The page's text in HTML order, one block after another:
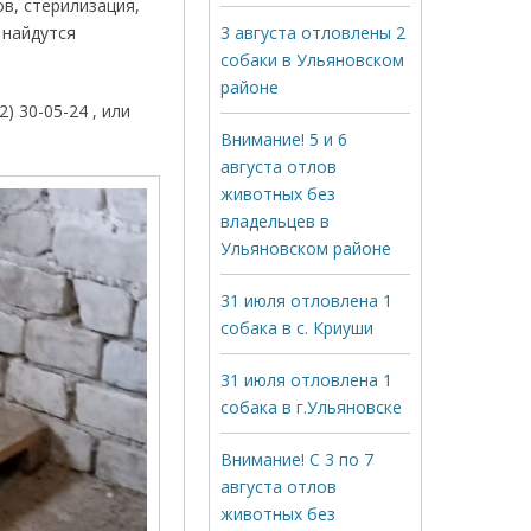
стерилизация,
30-05-24 , или
3 августа отловлены 2
собаки в Ульяновском
районе
Внимание! 5 и 6
августа отлов
животных без
владельцев в
Ульяновском районе
31 июля отловлена 1
собака в с. Криуши
31 июля отловлена 1
собака в г.Ульяновске
Внимание! С 3 по 7
августа отлов
животных без